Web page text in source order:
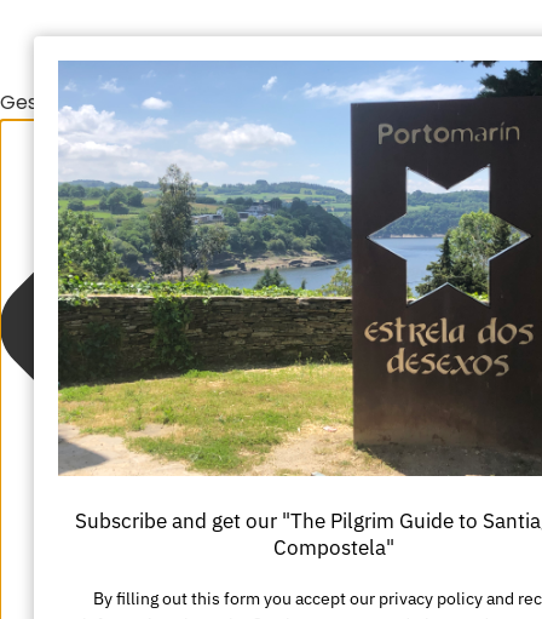
Gestionar el consentimiento de las cookies
Subscribe and get our "The Pilgrim Guide to
Compostela"
By filling out this form you accept our privacy policy and